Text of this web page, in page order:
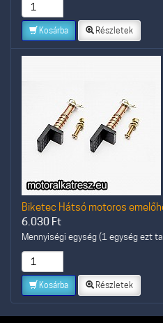
Kosárba Részletek
Biketec Hátsó motoros
6.030 Ft
Mennyiségi egység (1 egység ezt
Kosárba Részletek